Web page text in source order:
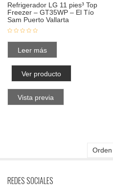
Refrigerador LG 11 pies³ Top
Freezer – GT35WP – El Tío
Sam Puerto Vallarta
Leer más
Ver producto
Vista previa
REDES SOCIALES